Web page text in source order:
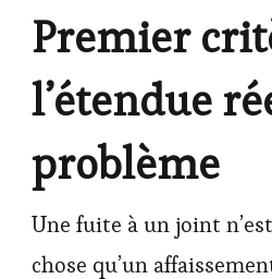
Premier
l’étendue
problème
Une fuite à un joint
chose qu’un